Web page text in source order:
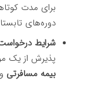
برای مدت
دوره‌های
شرایط
پذیرش از یک
بیمه مسافرتی و